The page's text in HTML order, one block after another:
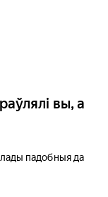
вы, а
падобныя да